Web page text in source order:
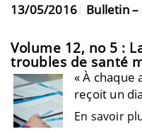
13/05/2016 Bulletin –
Volume 12, no 5 :
troubles de santé
« À chaque
reçoit un
En savoir